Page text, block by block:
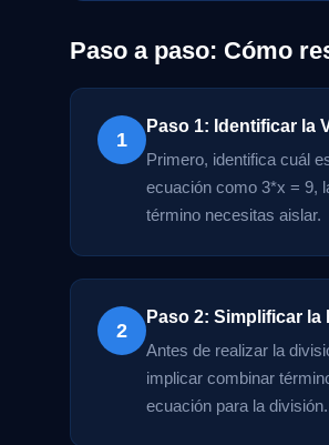
Paso a paso: Cómo
1
Paso 1: Identificar la
Primero, identifica cuál
ecuación como 3*x = 9,
término necesitas aislar.
2
Paso 2: Simplificar la
Antes de realizar la
implicar combinar
ecuación para la